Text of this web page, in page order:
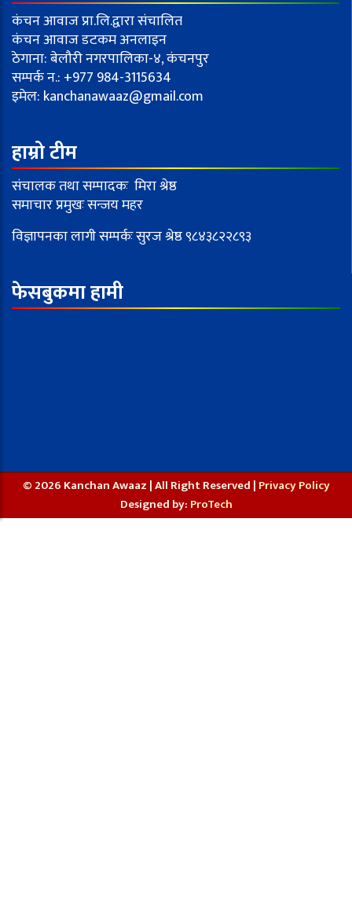
कंचन आवाज प्रा.लि.द्वारा संचालित
कंचन आवाज डटकम अनलाइन
ठेगाना: बेलौरी नगरपालिका-४, कंचनपुर
सम्पर्क न.: +977 984-3115634
इमेल: kanchanawaaz@gmail.com
हाम्रो टीम
संचालक तथा सम्पादकः मिरा श्रेष्ठ
समाचार प्रमुखः सन्जय महर
विज्ञापनका लागी सम्पर्कः सुरज श्रेष्ठ ९८४३८२२८९३
फेसबुकमा हामी
© 2026 Kanchan Awaaz | All Right Reserved | Privacy Policy
Designed by: ProTech